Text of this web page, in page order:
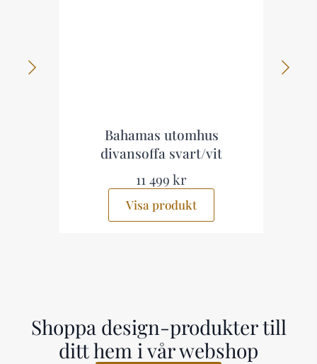
Bahamas utomhus
divansoffa svart/vit
Shoppa design-produkter till
ditt hem i vår webshop